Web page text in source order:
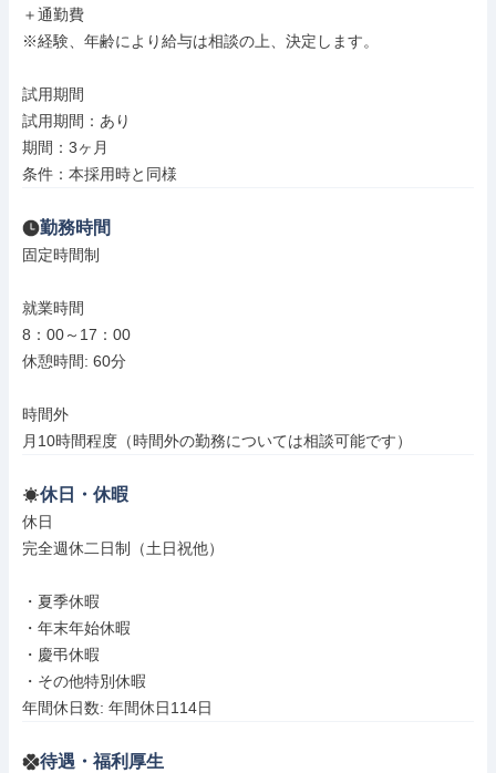
＋通勤費
※経験、年齢により給与は相談の上、決定します。
試用期間
試用期間：あり
期間：3ヶ月
条件：本採用時と同様
勤務時間
固定時間制
就業時間
8：00～17：00
休憩時間: 60分
時間外
月10時間程度（時間外の勤務については相談可能です）
休日・休暇
休日
完全週休二日制（土日祝他）
・夏季休暇
・年末年始休暇
・慶弔休暇
・その他特別休暇
年間休日数: 年間休日114日
待遇・福利厚生